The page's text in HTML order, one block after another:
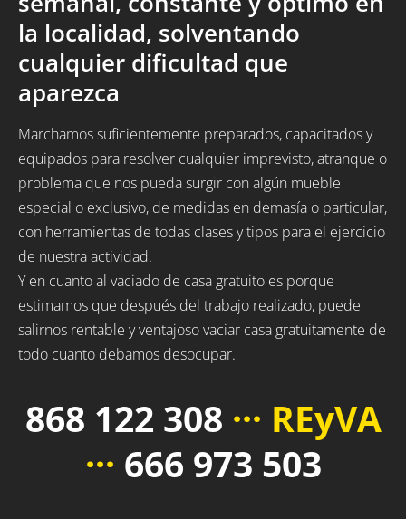
la localidad, solventando
cualquier dificultad que
aparezca
Marchamos suficientemente preparados, capacitados y
equipados para resolver cualquier imprevisto, atranque o
problema que nos pueda surgir con algún mueble
especial o exclusivo, de medidas en demasía o particular,
con herramientas de todas clases y tipos para el ejercicio
de nuestra actividad.
Y en cuanto al vaciado de casa gratuito es porque
estimamos que después del trabajo realizado, puede
salirnos rentable y ventajoso vaciar casa gratuitamente de
todo cuanto debamos desocupar.
868 122 308 ··· REyVA
··· 666 973 503